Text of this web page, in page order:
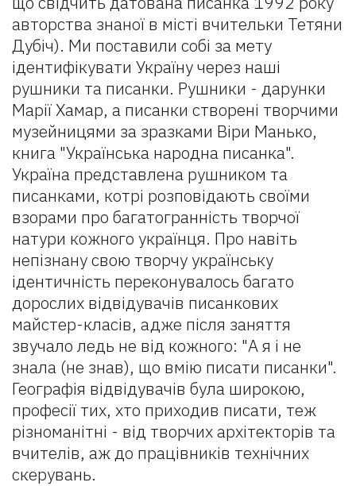
авторства знаної в місті вчительки Тетяни
Дубіч). Ми поставили собі за мету
ідентифікувати Україну через наші
рушники та писанки. Рушники - дарунки
Марії Хамар, а писанки створені творчими
музейницями за зразками Віри Манько,
книга "Українська народна писанка".
Україна представлена рушником та
писанками, котрі розповідають своїми
взорами про багатогранність творчої
натури кожного українця. Про навіть
непізнану свою творчу українську
ідентичність переконувалось багато
дорослих відвідувачів писанкових
майстер-класів, адже після заняття
звучало ледь не від кожного: "А я і не
знала (не знав), що вмію писати писанки".
Географія відвідувачів була широкою,
професії тих, хто приходив писати, теж
різноманітні - від творчих архітекторів та
вчителів, аж до працівників технічних
скерувань.